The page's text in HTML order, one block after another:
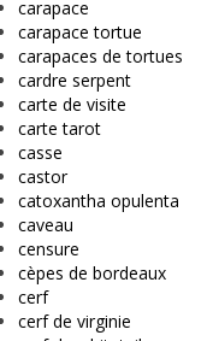
carapace
carapace tortue
carapaces de tortues
cardre serpent
carte de visite
carte tarot
casse
castor
catoxantha opulenta
caveau
censure
cèpes de bordeaux
cerf
cerf de virginie